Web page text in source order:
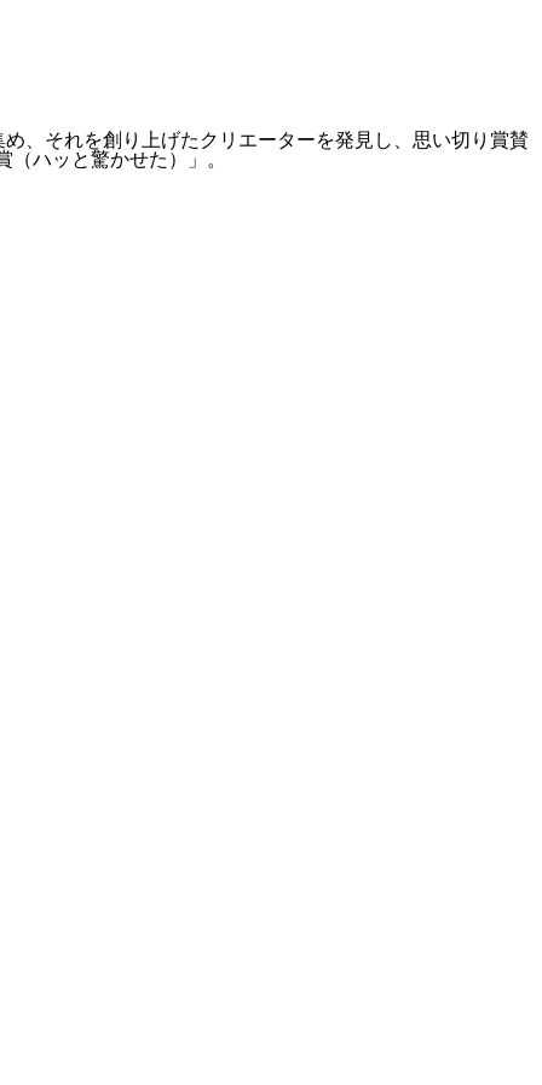
、それを創り上げたクリエーターを発見し、思い切り賞賛
ハッと驚かせた）」。